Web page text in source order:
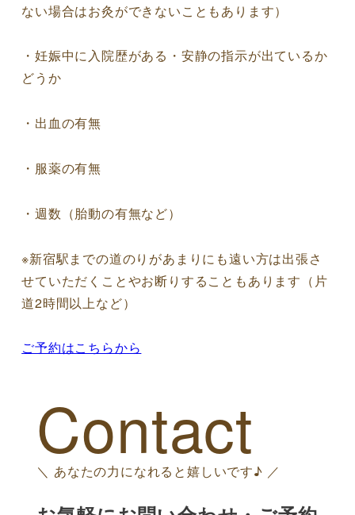
ない場合はお灸ができないこともあります）
・妊娠中に入院歴がある・安静の指示が出ているか
どうか
・出血の有無
・服薬の有無
・週数（胎動の有無など）
※新宿駅までの道のりがあまりにも遠い方は出張さ
せていただくことやお断りすることもあります（片
道2時間以上など）
ご予約はこちらから
Contact
＼ あなたの力になれると嬉しいです♪ ／